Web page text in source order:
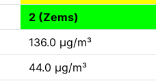
2 (Zems)
136.0 µg/m³
44.0 µg/m³